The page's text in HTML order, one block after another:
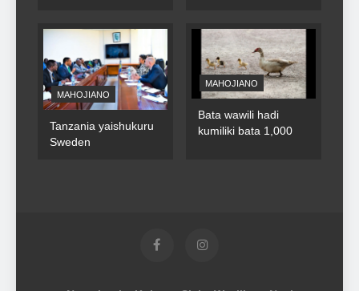
MAHOJIANO
Tanzania yaishukuru
Sweden
MAHOJIANO
Bata wawili hadi
kumiliki bata 1,000